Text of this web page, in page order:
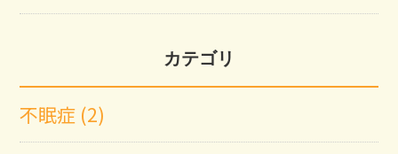
カテゴリ
不眠症 (2)